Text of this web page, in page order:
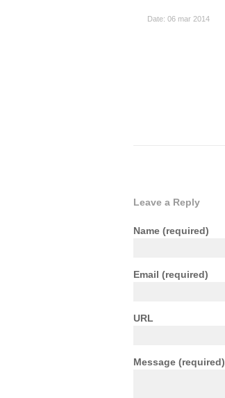
Date: 06 mar 2014
Leave a Reply
Name (required)
Email (required)
URL
Message (required)